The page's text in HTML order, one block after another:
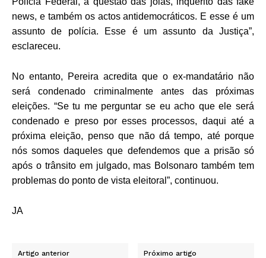
news, e também os actos antidemocráticos. E esse é um
assunto de polícia. Esse é um assunto da Justiça”,
esclareceu.
No entanto, Pereira acredita que o ex-mandatário não
será condenado criminalmente antes das próximas
eleições. “Se tu me perguntar se eu acho que ele será
condenado e preso por esses processos, daqui até a
próxima eleição, penso que não dá tempo, até porque
nós somos daqueles que defendemos que a prisão só
após o trânsito em julgado, mas Bolsonaro também tem
problemas do ponto de vista eleitoral”, continuou.
JA
Artigo anterior Próximo artigo